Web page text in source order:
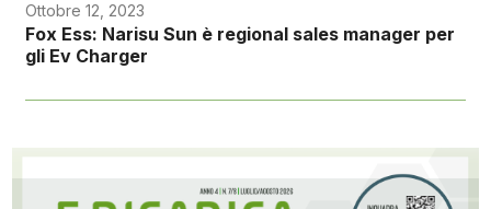
Ottobre 12, 2023
Fox Ess: Narisu Sun è regional sales manager per
gli Ev Charger